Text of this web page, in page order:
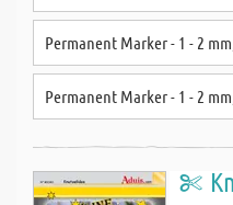
Permanent Marker - 1 - 2
Permanent Marker - 1 - 2